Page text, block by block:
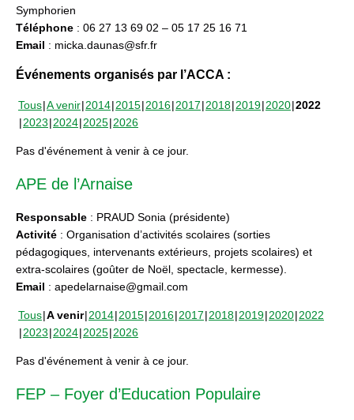
Symphorien
Téléphone : 06 27 13 69 02 – 05 17 25 16 71
Email : micka.daunas@sfr.fr
Événements organisés par l’ACCA :
Tous A venir 2014 2015 2016 2017 2018 2019 2020 2022
2023 2024 2025 2026
Pas d'événement à venir à ce jour.
APE de l’Arnaise
Responsable : PRAUD Sonia (présidente)
Activité : Organisation d’activités scolaires (sorties
pédagogiques, intervenants extérieurs, projets scolaires) et
extra-scolaires (goûter de Noël, spectacle, kermesse).
Email : apedelarnaise@gmail.com
Tous A venir 2014 2015 2016 2017 2018 2019 2020 2022
2023 2024 2025 2026
Pas d'événement à venir à ce jour.
FEP – Foyer d’Education Populaire